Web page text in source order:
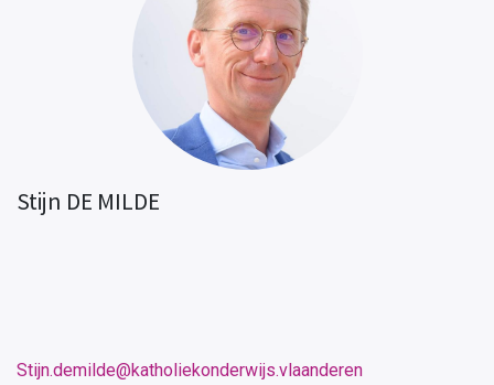
Stijn DE MILDE
Stijn.demilde@katholiekonderwijs.vlaanderen